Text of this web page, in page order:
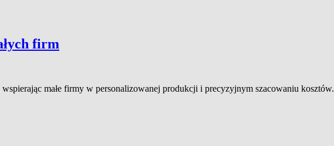
firm
małe firmy w personalizowanej produkcji i precyzyjnym szacowaniu kosztów.